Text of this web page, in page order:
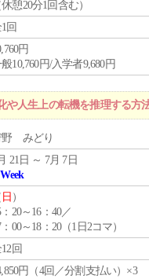
休憩20分1回含む）
回
円
10,760円/入学者9,680円
人生上の転機を推理する方
野 みどり
21日 ～ 7月 7日
日 ）
：20～16：40／
：00～18：20（1日2コマ）
回
円（4回／分割支払い）×3